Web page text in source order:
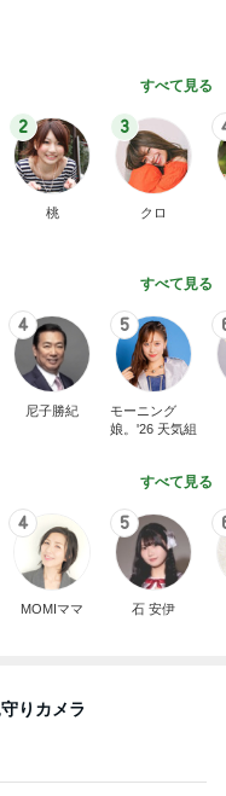
すべて見る
2
桃
3
クロ
すべて見る
4
尼子勝紀
5
モーニング
娘。'26 天気組
すべて見る
4
MOMIママ
5
石 安伊
りカメラ